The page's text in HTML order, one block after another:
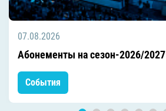
07.08.2026
Абонементы на сезон-2026/2027
События